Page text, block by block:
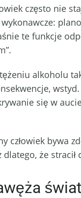
często nie
te funkcje
alkoholu
się w
człowiek bywa
dlatego, że